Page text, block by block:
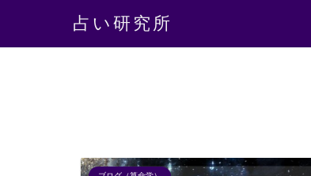
占い研究所